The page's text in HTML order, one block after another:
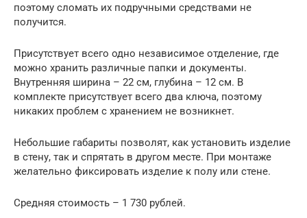
поэтому сломать их подручными средствами не
получится.
Присутствует всего одно независимое отделение, где
можно хранить различные папки и документы.
Внутренняя ширина – 22 см, глубина – 12 см. В
комплекте присутствует всего два ключа, поэтому
никаких проблем с хранением не возникнет.
Небольшие габариты позволят, как установить изделие
в стену, так и спрятать в другом месте. При монтаже
желательно фиксировать изделие к полу или стене.
Средняя стоимость – 1 730 рублей.